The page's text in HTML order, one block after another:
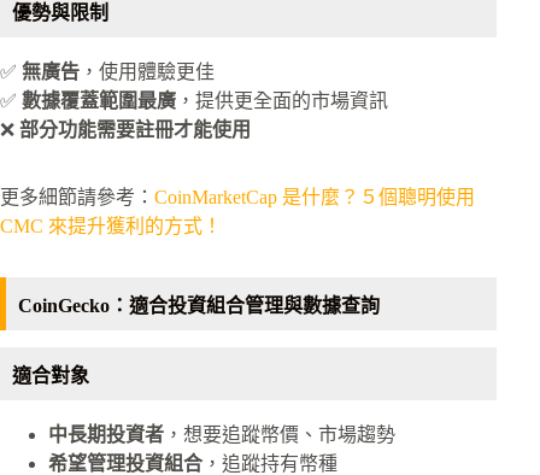
優勢與限制
✅ 無廣告 ，使用體驗更佳
✅ 數據覆蓋範圍最廣 ，提供更全面的市場資訊
❌ 部分功能需要註冊才能使用
更多細節請參考： CoinMarketCap 是什麼？５個聰明使用
CMC 來提升獲利的方式！
CoinGecko：適合投資組合管理與數據查詢
適合對象
中長期投資者 ，想要追蹤幣價、市場趨勢
希望管理投資組合 ，追蹤持有幣種